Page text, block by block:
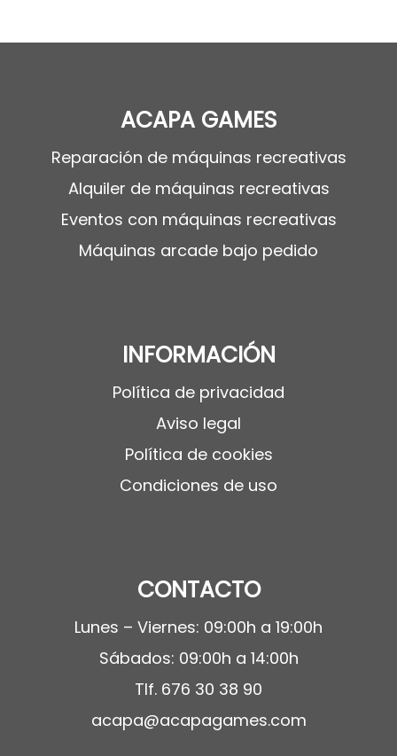
ACAPA GAMES
Reparación de máquinas recreativas
Alquiler de máquinas recreativas
Eventos con máquinas recreativas
Máquinas arcade bajo pedido
INFORMACIÓN
Política de privacidad
Aviso legal
Política de cookies
Condiciones de uso
CONTACTO
Lunes – Viernes: 09:00h a 19:00h
Sábados: 09:00h a 14:00h
Tlf. 676 30 38 90
acapa@acapagames.com